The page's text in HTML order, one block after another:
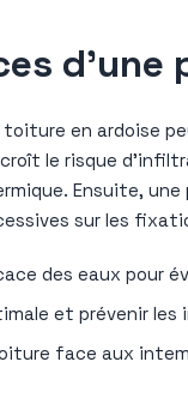
en ardoise
le risque
Ensuite,
sur les
des eaux pour
et prévenir
face aux